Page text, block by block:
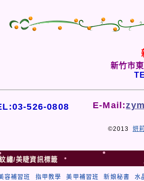
新竹市
526-0808 E-Mail:
©2013 妍
繡/美睫資訊標籤
容補習班 指甲教學 美甲補習班 新娘秘書
水